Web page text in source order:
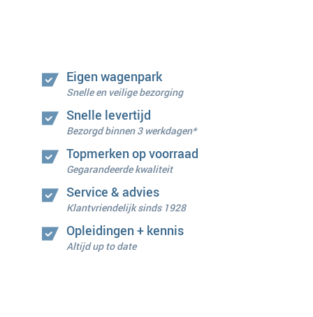
Eigen wagenpark
Snelle en veilige bezorging
Snelle levertijd
Bezorgd binnen 3 werkdagen*
Topmerken op voorraad
Gegarandeerde kwaliteit
Service & advies
Klantvriendelijk sinds 1928
Opleidingen + kennis
Altijd up to date